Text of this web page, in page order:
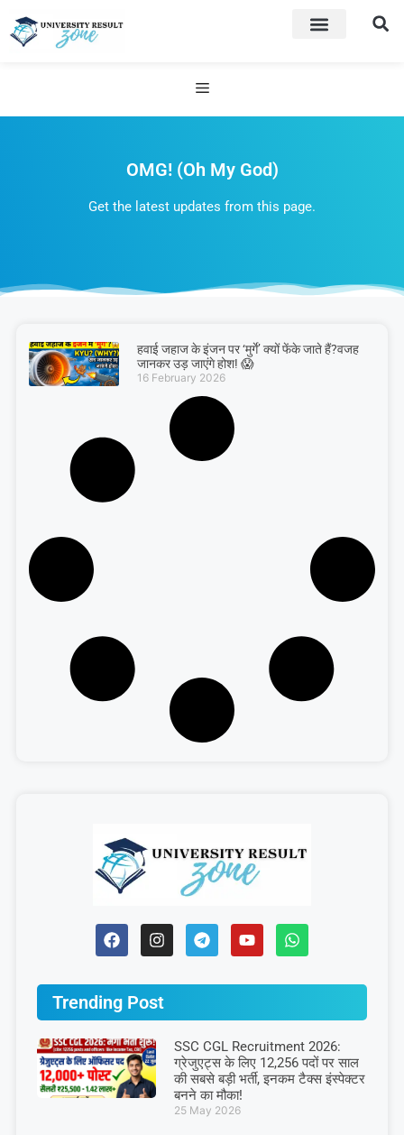
OMG! (Oh My God)
Get the latest updates from this page.
हवाई जहाज के इंजन पर ‘मुर्गे’ क्यों फेंके जाते हैं?वजह
जानकर उड़ जाएंगे होश! 😱
16 February 2026
Trending Post
SSC CGL Recruitment 2026:
ग्रेजुएट्स के लिए 12,256 पदों पर साल
की सबसे बड़ी भर्ती, इनकम टैक्स इंस्पेक्टर
बनने का मौका!
25 May 2026